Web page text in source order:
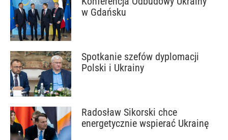
w Gdańsku
Spotkanie szefów dyplomacji
Polski i Ukrainy
Radosław Sikorski chce
energetycznie wspierać Ukrainę